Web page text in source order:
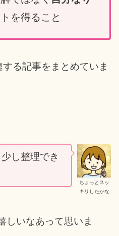
を得ること
る記事をまとめていま
ちょっとスッ
キリしたかな
し整理でき
しいなあって思いま